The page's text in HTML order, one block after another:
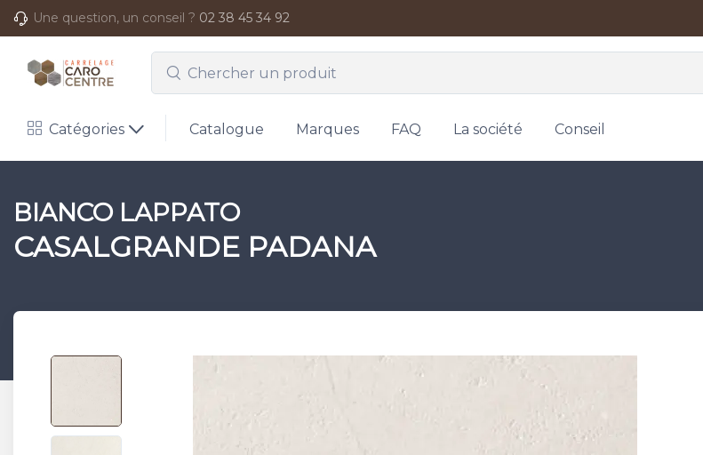
Une question, un conseil ? 02 38 45 34 92
Catégories Catalogue Marques FAQ La société Conseil
BIANCO LAPPATO
CASALGRANDE PADANA